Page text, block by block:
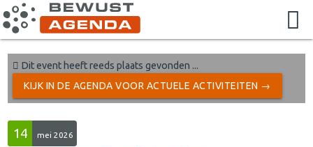
Dit event heeft reeds plaats gevonden ...
KIJK IN DE AGENDA VOOR ACTUELE ACTIVITEITEN →
14 mei 2026